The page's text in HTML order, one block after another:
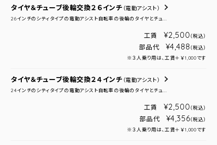
タイヤ＆チューブ後輪交換２６インチ （電動アシスト）
26インチのシティタイプの電動アシスト自転車の後輪のタイヤとチュ...
工賃 ¥2,500 （税込）
部品代 ¥4,488 （税込）
※３人乗り用は、工賃＋￥1,000です
タイヤ＆チューブ後輪交換２４インチ （電動アシスト）
24インチのシティタイプの電動アシスト自転車の後輪のタイヤとチュ...
工賃 ¥2,500 （税込）
部品代 ¥4,356（税込）
※３人乗り用は、工賃＋￥1,000です